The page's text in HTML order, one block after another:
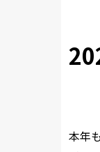
本年